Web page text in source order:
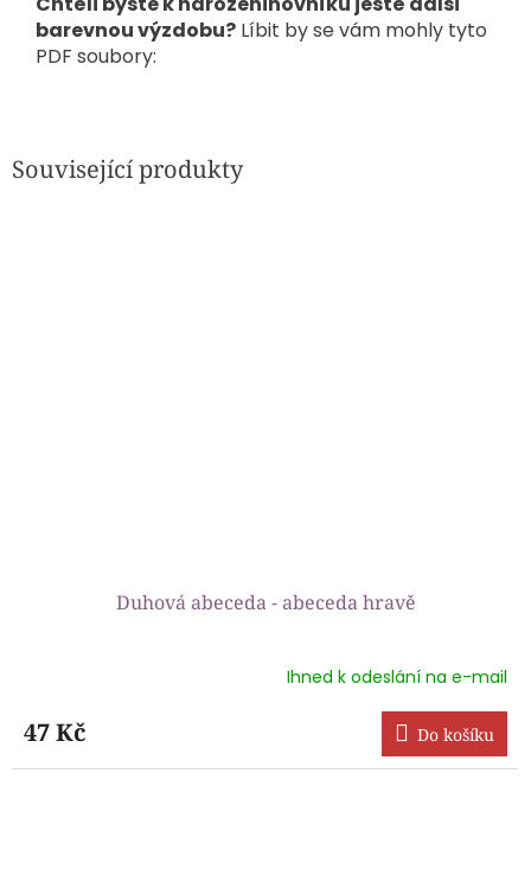
Související produkty
Duhová abeceda - abeceda hravě
produktu
je
5,0
Ihned k odeslání na e-mail
47 Kč Do košíku
barevnou výzdobu? Líbit by se vám mohly tyto
PDF soubory: